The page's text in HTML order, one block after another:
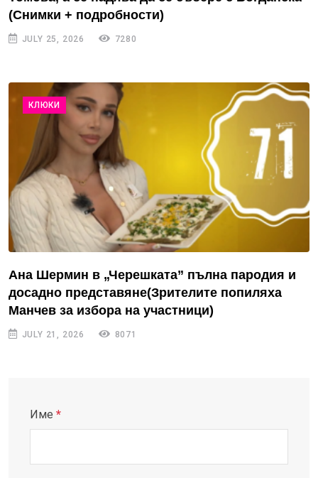
(Снимки + подробности)
JULY 25, 2026 7280
КЛЮКИ
Ана Шермин в „Черешката” пълна пародия и
досадно представяне(Зрителите попиляха
Манчев за избора на участници)
JULY 21, 2026 8071
Име *